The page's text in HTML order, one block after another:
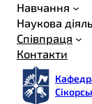
Навчання
Наукова
Співпраця
Контакти